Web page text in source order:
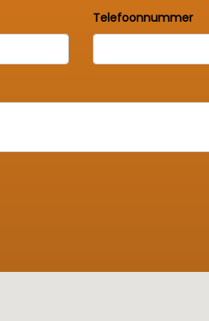
Telefoonnummer